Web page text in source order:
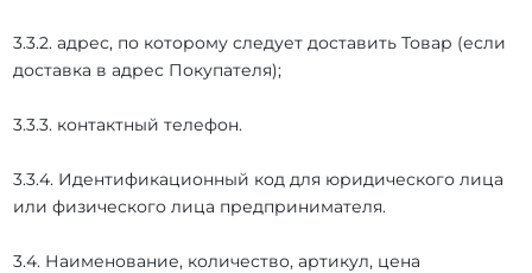
3.3.2. адрес, по которому следует доставить Товар (если
доставка в адрес Покупателя);
3.3.3. контактный телефон.
3.3.4. Идентификационный код для юридического лица
или физического лица предпринимателя.
3.4. Наименование, количество, артикул, цена